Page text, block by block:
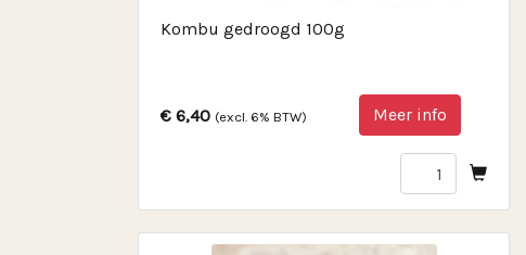
Kombu gedroogd 100g
€ 6,40 (excl. 6% BTW) Meer info